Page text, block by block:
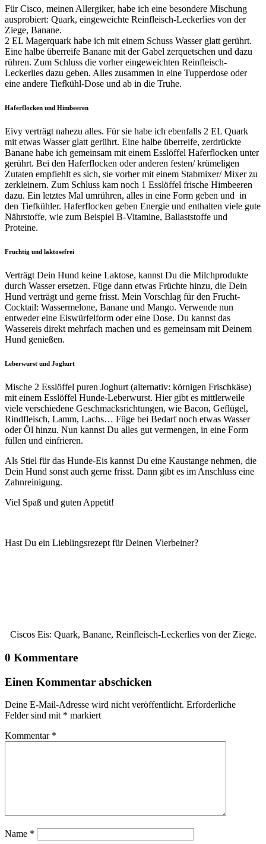
Für Cisco, meinen Allergiker, habe ich eine besondere Mischung
ausprobiert: Quark, eingeweichte Reinfleisch-Leckerlies von der
Ziege, Banane.
2 EL Magerquark habe ich mit einem Schuss Wasser glatt gerührt.
Eine halbe überreife Banane mit der Gabel zerquetschen und dazu
rühren. Zum Schluss die vorher eingeweichten Reinfleisch-
Leckerlies dazu geben. Alles zusammen in eine Tupperdose oder
eine andere Tiefkühl-Dose und ab in die Truhe.
Haferflocken und Himbeeren
Eivy verträgt nahezu alles. Für sie habe ich ebenfalls 2 EL Quark
mit etwas Wasser glatt gerührt. Eine halbe überreife, zerdrückte
Banane habe ich gemeinsam mit einem Esslöffel Haferflocken unter
gerührt. Bei den Haferflocken oder anderen festen/ krümeligen
Zutaten empfiehlt es sich, sie vorher mit einem Stabmixer/ Mixer zu
zerkleinern. Zum Schluss kam noch 1 Esslöffel frische Himbeeren
dazu. Ein letztes Mal umrühren, alles in eine Form geben und in
den Tiefkühler. Haferflocken geben Energie und enthalten viele gute
Nährstoffe, wie zum Beispiel B-Vitamine, Ballaststoffe und
Proteine.
Fruchtig und laktosefrei
Verträgt Dein Hund keine Laktose, kannst Du die Milchprodukte
durch Wasser ersetzen. Füge dann etwas Früchte hinzu, die Dein
Hund verträgt und gerne frisst. Mein Vorschlag für den Frucht-
Cocktail: Wassermelone, Banane und Mango. Verwende nun
entweder eine Eiswürfelform oder eine Dose. Du kannst das
Wassereis direkt mehrfach machen und es gemeinsam mit Deinem
Hund genießen.
Leberwurst und Joghurt
Mische 2 Esslöffel puren Joghurt (alternativ: körnigen Frischkäse)
mit einem Esslöffel Hunde-Leberwurst. Hier gibt es mittlerweile
viele verschiedene Geschmacksrichtungen, wie Bacon, Geflügel,
Rindfleisch, Lamm, Lachs… Füge bei Bedarf noch etwas Wasser
oder Öl hinzu. Nun kannst Du alles gut vermengen, in eine Form
füllen und einfrieren.
Als Stiel für das Hunde-Eis kannst Du eine Kaustange nehmen, die
Dein Hund sonst auch gerne frisst. Dann gibt es im Anschluss eine
Zahnreinigung.
Viel Spaß und guten Appetit!
Hast Du ein Lieblingsrezept für Deinen Vierbeiner?
Ciscos Eis: Quark, Banane, Reinfleisch-Leckerlies von der Ziege.
0 Kommentare
Einen Kommentar abschicken
Deine E-Mail-Adresse wird nicht veröffentlicht. Erforderliche
Felder sind mit * markiert
Kommentar *
Name *